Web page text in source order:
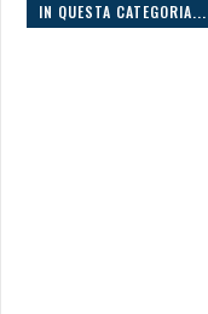
IN QUESTA CATEGORIA...